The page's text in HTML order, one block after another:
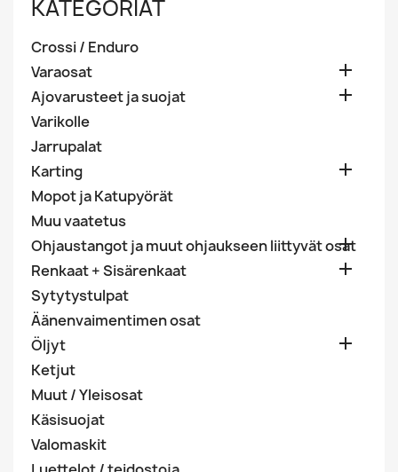
KATEGORIAT
Crossi / Enduro
Varaosat

Ajovarusteet ja suojat 
Varikolle
Jarrupalat
Karting

Mopot ja Katupyörät
Muu vaatetus
Ohjaustangot ja muut ohjaukseen liittyvät osat

Renkaat + Sisärenkaat 
Sytytystulpat
Äänenvaimentimen osat
Öljyt

Ketjut
Muut / Yleisosat
Käsisuojat
Valomaskit